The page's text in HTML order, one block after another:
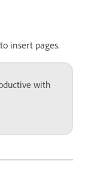
insert pages.
with